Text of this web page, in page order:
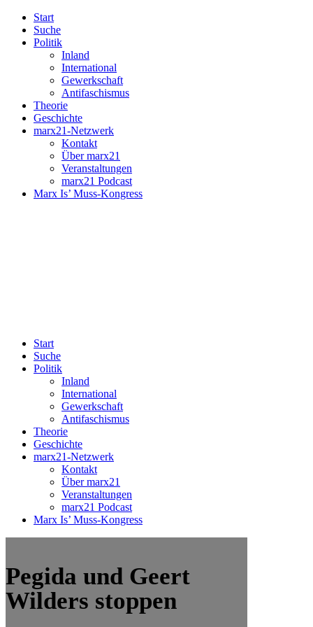
Start
Suche
Politik
Inland
International
Gewerkschaft
Antifaschismus
Theorie
Geschichte
marx21-Netzwerk
Kontakt
Über marx21
Veranstaltungen
marx21 Podcast
Marx Is’ Muss-Kongress
Start
Suche
Politik
Inland
International
Gewerkschaft
Antifaschismus
Theorie
Geschichte
marx21-Netzwerk
Kontakt
Über marx21
Veranstaltungen
marx21 Podcast
Marx Is’ Muss-Kongress
Pegida und Geert
Wilders stoppen